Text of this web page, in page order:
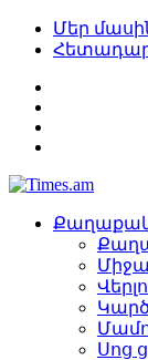
Մեր
Սոց